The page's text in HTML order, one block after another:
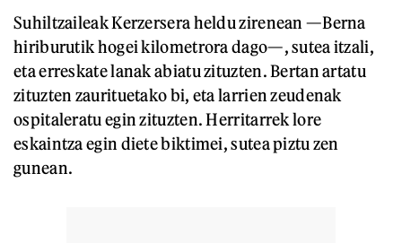
Suhiltzaileak Kerzersera heldu zirenean —Berna
hiriburutik hogei kilometrora dago—, sutea itzali,
eta erreskate lanak abiatu zituzten. Bertan artatu
zituzten zaurituetako bi, eta larrien zeudenak
ospitaleratu egin zituzten. Herritarrek lore
eskaintza egin diete biktimei, sutea piztu zen
gunean.